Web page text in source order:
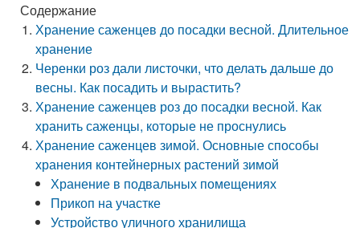
Содержание
Хранение саженцев до посадки весной. Длительное
хранение
Черенки роз дали листочки, что делать дальше до
весны. Как посадить и вырастить?
Хранение саженцев роз до посадки весной. Как
хранить саженцы, которые не проснулись
Хранение саженцев зимой. Основные способы
хранения контейнерных растений зимой
Хранение в подвальных помещениях
Прикоп на участке
Устройство уличного хранилища